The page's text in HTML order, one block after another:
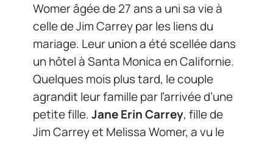
Womer âgée de 27 ans a uni sa vie à
celle de Jim Carrey par les liens du
mariage. Leur union a été scellée dans
un hôtel à Santa Monica en Californie.
Quelques mois plus tard, le couple
agrandit leur famille par l’arrivée d’une
petite fille.Jane Erin Carrey, fille de
Jim Carrey et Melissa Womer, a vu le